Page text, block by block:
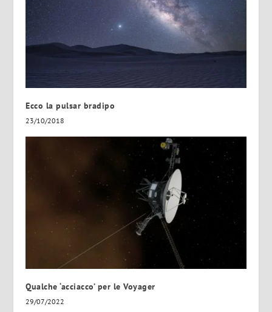
Ecco la pulsar bradipo
23/10/2018
Qualche ‘acciacco’ per le Voyager
29/07/2022